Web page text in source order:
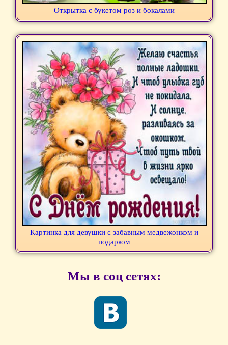
Открытка с букетом роз и бокалами
Картинка для девушки с забавным медвежонком и
подарком
Мы в соц сетях: